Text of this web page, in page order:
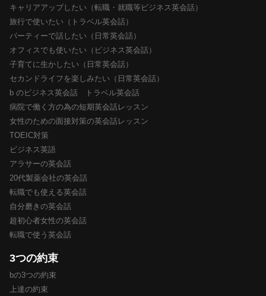
キャリアアップしたい（転職・就職等ビジネス英会話）
旅行で使いたい（トラベル英会話）
パーティーで話したい（日常英会話）
オフィスでも使いたい（ビジネス英会話）
子育てに生かしたい（日常英会話）
セカンドライフを楽しみたい（日常英会話）
b のビジネス英会話 トラベル英会話
病院で働く方の為の短期英会話レッスン
女性のための面接対策の英会話レッスン
TOEIC対策
ビジネス英語
アラサーの英会話
20代製薬会社の英会話
転職でも使える英会話
自分磨きの英会話
超初心者女性の英会話
転職で使う英会話
3つの約束
bの3つの約束
上達の約束